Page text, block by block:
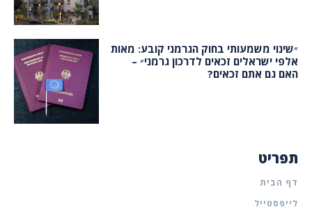
״שינוי משמעותי בחוק הגרמני קובע: מאות
אלפי ישראלים זכאים לדרכון גרמני״ –
האם גם אתם זכאים?
תפריט
דף הבית
לייפסטייל